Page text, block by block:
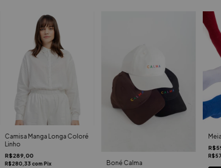
Camisa Manga Longa Coloré
Linho
R$289,00
R$280,33 com Pix Boné Calma